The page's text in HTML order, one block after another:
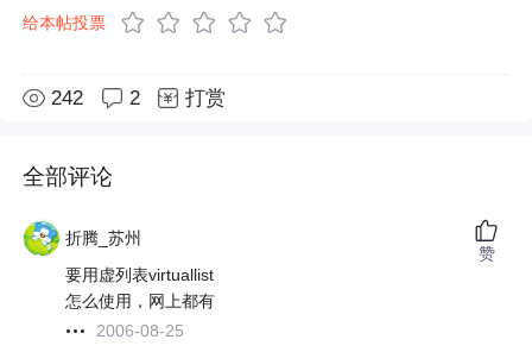
给本帖投票
242 2 打赏
全部评论
折腾_苏州
要用虚列表virtuallist
怎么使用，网上都有
2006-08-25
赞